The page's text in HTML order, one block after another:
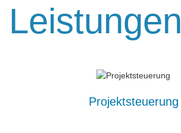
Leistungen
Projektsteuerung